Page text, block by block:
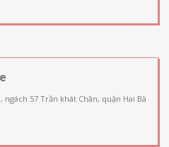
ngách 57 Trần khát Chân, quận Hai Bà